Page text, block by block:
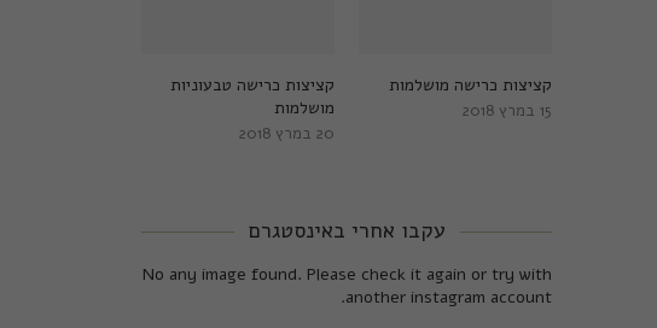
קציצות כרישה טבעוניות
מושלמות
20 במרץ 2018
קציצות כרישה מושלמות
15 במרץ 2018
עקבו אחרי באינסטגרם
No any image found. Please check it again or try with
another instagram account.